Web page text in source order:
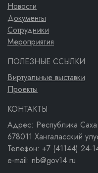
Новости
Документы
Сотрудники
Мероприятия
ПОЛЕЗНЫЕ ССЫЛКИ
Виртуальные выставки
Проекты
КОНТАКТЫ
Адрес: Республика Саха
678011 Хангаласский
Телефон: +7 (41144) 24-
e-mail: nb@gov14.ru